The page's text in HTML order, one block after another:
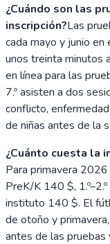
¿Cuándo son las
inscripción?Las
cada mayo y junio
unos treinta minutos
en línea para las
7.º asisten a dos
conflicto,
de niñas antes de la
¿Cuánto cuesta la
Para primavera
PreK/K 140 $,
instituto 140 $. El
de otoño y
antes de las pruebas